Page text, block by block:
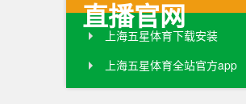
直播官网
上海五星体育下载安装
上海五星体育全站官方app